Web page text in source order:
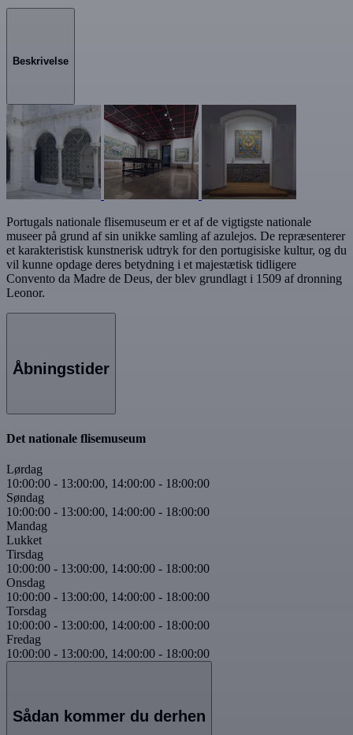
Beskrivelse
Portugals nationale flisemuseum er et af de vigtigste nationale
museer på grund af sin unikke samling af azulejos. De repræsenterer
et karakteristisk kunstnerisk udtryk for den portugisiske kultur, og du
vil kunne opdage deres betydning i et majestætisk tidligere
Convento da Madre de Deus, der blev grundlagt i 1509 af dronning
Leonor.
Åbningstider
Det nationale flisemuseum
Lørdag
10:00:00 - 13:00:00, 14:00:00 - 18:00:00
Søndag
10:00:00 - 13:00:00, 14:00:00 - 18:00:00
Mandag
Lukket
Tirsdag
10:00:00 - 13:00:00, 14:00:00 - 18:00:00
Onsdag
10:00:00 - 13:00:00, 14:00:00 - 18:00:00
Torsdag
10:00:00 - 13:00:00, 14:00:00 - 18:00:00
Fredag
10:00:00 - 13:00:00, 14:00:00 - 18:00:00
Sådan kommer du derhen